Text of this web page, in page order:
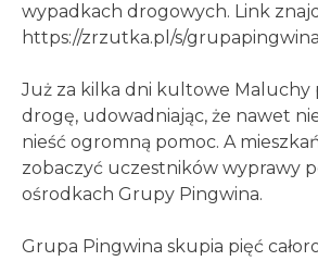
wypadkach drogowych. Link
https://zrzutka.pl/s/grupapingwina
Już za kilka dni kultowe Maluchy
drogę, udowadniając, że nawet
nieść ogromną pomoc. A
zobaczyć uczestników wyprawy
ośrodkach Grupy Pingwina.
Grupa Pingwina skupia pięć